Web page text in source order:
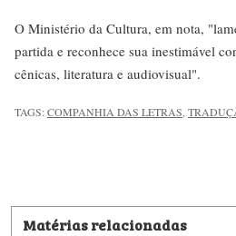
O Ministério da Cultura, em nota,
partida e reconhece sua inestimável
cênicas, literatura e audiovisual".
TAGS:COMPANHIA DAS LETRAS,
Matérias relacionadas